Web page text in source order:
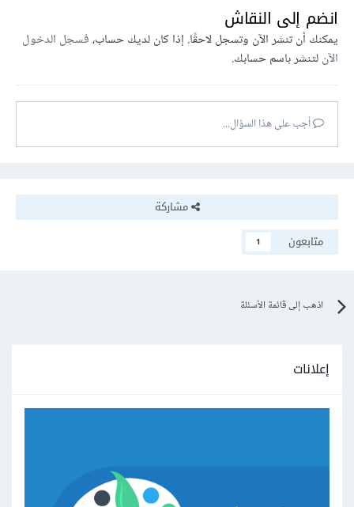
انضم إلى النقاش
يمكنك أن تنشر الآن وتسجل لاحقًا. إذا كان لديك حساب،فسجل الدخول
الآنلتنشر باسم حسابك.
أجب على هذا السؤال...
مشاركة
متابعون
1
اذهب إلى قائمة الأسئلة
إعلانات